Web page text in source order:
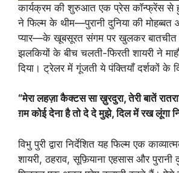
कार्यक्रम की शुरुआत एक प्रेस कॉन्फ्रेंस से
ने फिल्म के थीम—पुरानी दुनिया की
प्यार—के खूबसूरत संगम पर खुलकर बातचीत
झलकियों के बीच चलती-फिरती शायरी ने
दिया। ट्रेलर में गूंजती ये पंक्तियाँ दर्शकों के
“मेरा लहज़ा कैक्टस सा ख़ुरदुरा, तेरी बातें
ग़म कोई देना है तो दे दे मुझे, दिल में रख लूंगा
विभु पुरी द्वारा निर्देशित यह फिल्म एक
शायरी, ठहराव, सूफ़ियाना एहसास और पुरानी